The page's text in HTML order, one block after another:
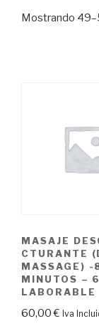
Mostrando
MASAJE
CTURANTE
MASSAGE) -
MINUTOS –
LABORABLE
60,00€ Iva